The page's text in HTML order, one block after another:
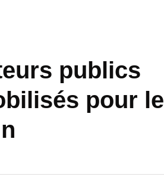
publics
pour le